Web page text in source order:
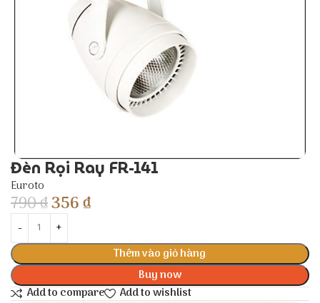
Đèn Rọi Ray FR-141
Euroto
790₫356₫
Thêm vào giỏ hàng
Buy now
Add to compare
Add to wishlist